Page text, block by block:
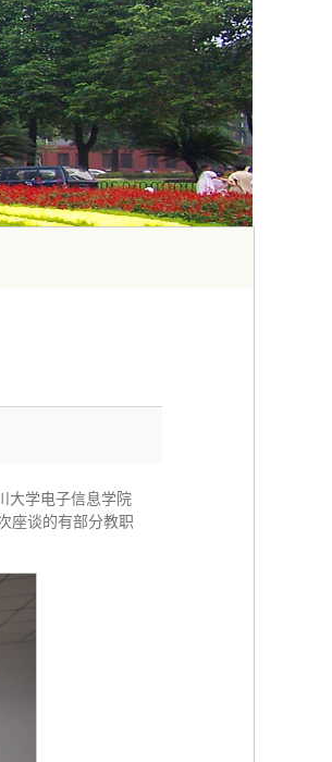
大学电子信息学院
座谈的有部分教职